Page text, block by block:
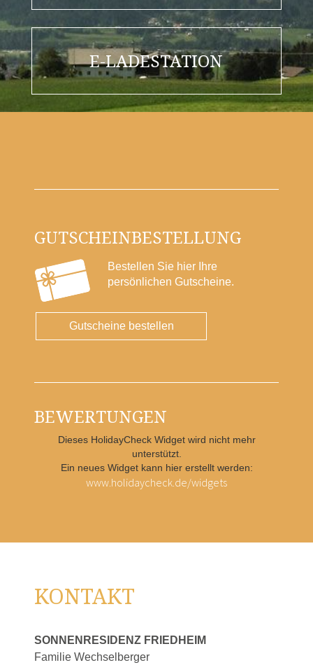
E-LADESTATION
GUTSCHEINBESTELLUNG
Bestellen Sie hier Ihre
persönlichen Gutscheine.
Gutscheine bestellen
BEWERTUNGEN
Dieses HolidayCheck Widget wird nicht mehr
unterstützt.
Ein neues Widget kann hier erstellt werden:
www.holidaycheck.de/widgets
KONTAKT
SONNENRESIDENZ FRIEDHEIM
Familie Wechselberger